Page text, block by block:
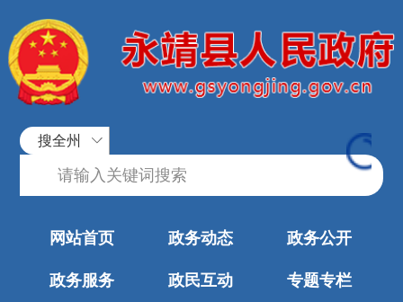
搜全州
网站首页 政务动态 政务公开
政务服务 政民互动 专题专栏